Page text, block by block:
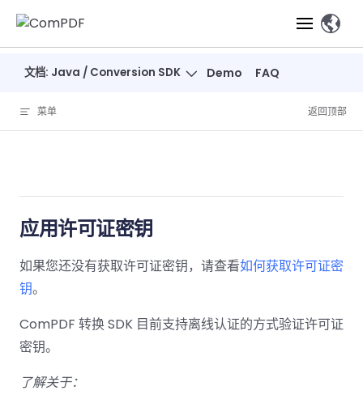
Skip to content
产品
ComPDF
立即体
验
服务器端
桌面端
SDK
ComPDF
立即
API
部署
ComPDF
解析
抽取
PDF
查看
器
释
文档
编辑
文档生
成
安全
压缩
智能文档处理
概览
析
取
行业
方案
筑
教
印
在线工具
开发者
ComPDF
Web
ComPDF
文档: Java / Conversion SDK Demo FAQ
、
菜单 返回顶部
应用许可证密钥
如果您还没有获取许可证密钥，请查看如何获取许可证密
钥。
ComPDF 转换 SDK 目前支持离线认证的方式验证许可证
密钥。
了解关于：